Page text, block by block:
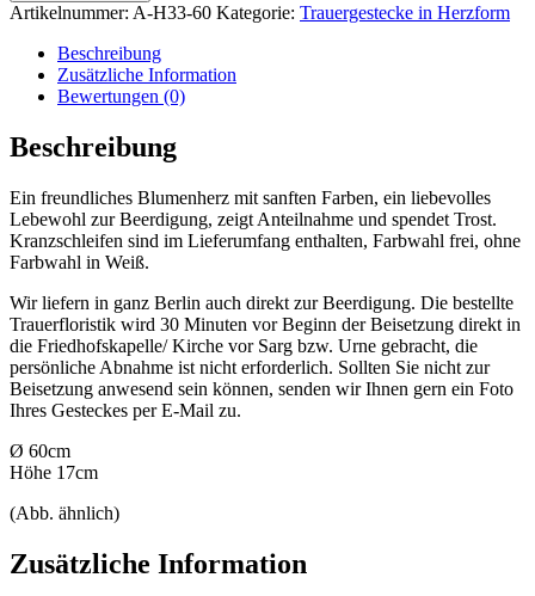
Artikelnummer: A-H33-60 Kategorie: Trauergestecke in Herzform
Beschreibung
Zusätzliche Information
Bewertungen (0)
Beschreibung
Ein freundliches Blumenherz mit sanften Farben, ein liebevolles
Lebewohl zur Beerdigung, zeigt Anteilnahme und spendet Trost.
Kranzschleifen sind im Lieferumfang enthalten, Farbwahl frei, ohne
Farbwahl in Weiß.
Wir liefern in ganz Berlin auch direkt zur Beerdigung. Die bestellte
Trauerfloristik wird 30 Minuten vor Beginn der Beisetzung direkt in
die Friedhofskapelle/ Kirche vor Sarg bzw. Urne gebracht, die
persönliche Abnahme ist nicht erforderlich. Sollten Sie nicht zur
Beisetzung anwesend sein können, senden wir Ihnen gern ein Foto
Ihres Gesteckes per E-Mail zu.
Ø 60cm
Höhe 17cm
(Abb. ähnlich)
Zusätzliche Information